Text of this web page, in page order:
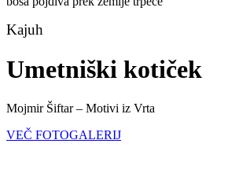
Kajuh
Umetniški kotiček
Mojmir Šiftar – Motivi iz Vrta
VEČ FOTOGALERIJ